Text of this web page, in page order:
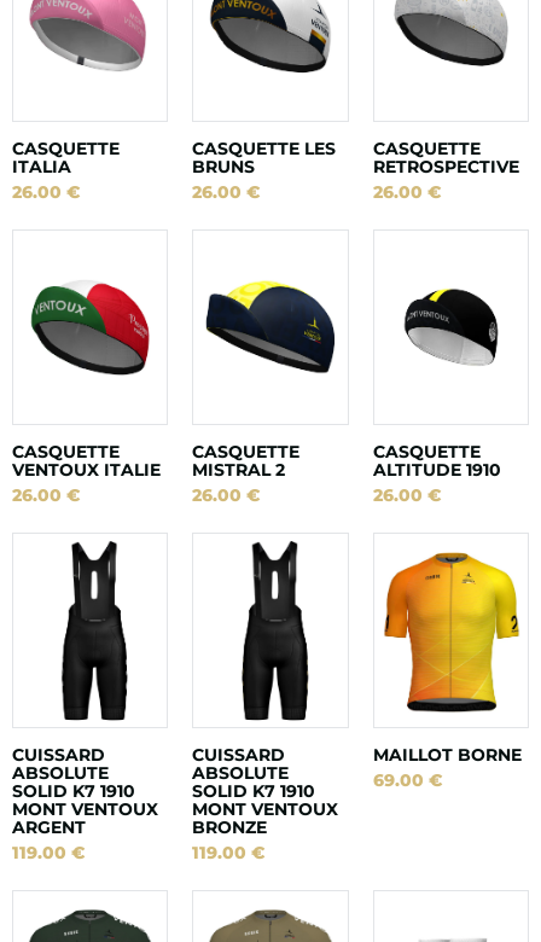
CASQUETTE
ITALIA
26.00 €
CASQUETTE LES
BRUNS
26.00€
CASQUETTE
RETROSPECTIVE
26.00 €
CASQUETTE
VENTOUX ITALIE
26.00 €
CASQUETTE
MISTRAL 2
26.00€
CASQUETTE
ALTITUDE 1910
26.00 €
CUISSARD
ABSOLUTE
SOLID K7 1910
MONT VENTOUX
ARGENT
119.00 €
CUISSARD
ABSOLUTE
SOLID K7 1910
MONT VENTOUX
BRONZE
119.00€
MAILLOT BORNE
69.00 €